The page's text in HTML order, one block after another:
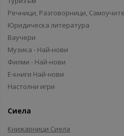
Речници, Разговорници,
Юридическа литература
Ваучери
Музика - Най-нови
Филми - Най-нови
Е-книги Най-нови
Настолни игри
Сиела
Книжарници Сиела